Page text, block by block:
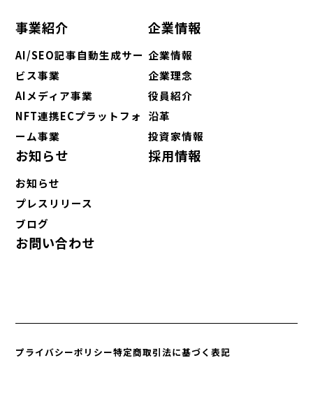
事業紹介
AI/SEO記事自動生成サー
ビス事業
AIメディア事業
NFT連携ECプラットフォ
ーム事業
企業情報
企業情報
企業理念
役員紹介
沿革
投資家情報
お知らせ
お知らせ
プレスリリース
ブログ
採用情報
お問い合わせ
プライバシーポリシー特定商取引法に基づく表記